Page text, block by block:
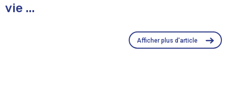
vie ...
Afficher plus d'article